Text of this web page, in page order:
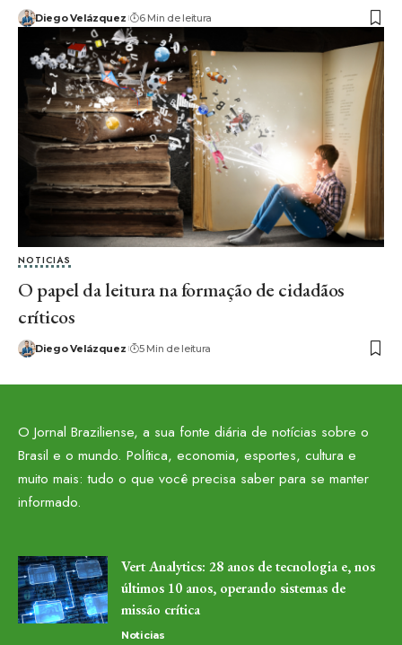
Diego Velázquez 6 Min de leitura
NOTICIAS
O papel da leitura na formação de cidadãos
críticos
Diego Velázquez 5 Min de leitura
O Jornal Braziliense, a sua fonte diária de notícias sobre o
Brasil e o mundo. Política, economia, esportes, cultura e
muito mais: tudo o que você precisa saber para se manter
informado.
Vert Analytics: 28 anos de tecnologia e, nos
últimos 10 anos, operando sistemas de
missão crítica
Noticias